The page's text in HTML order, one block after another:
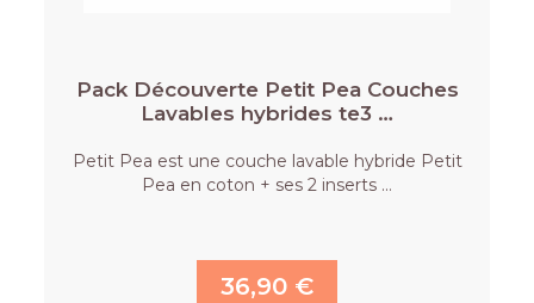
Pack Découverte Petit Pea Couches
Lavables hybrides te3 …
Petit Pea est une couche lavable hybride Petit
Pea en coton + ses 2 inserts …
36,90 €